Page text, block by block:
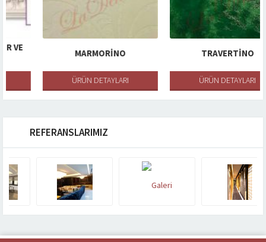
MARMORINO
ÜRÜN DETAYLARI
TRAVERTINO
ÜRÜN DETAYLARI
REFERANSLARIMIZ